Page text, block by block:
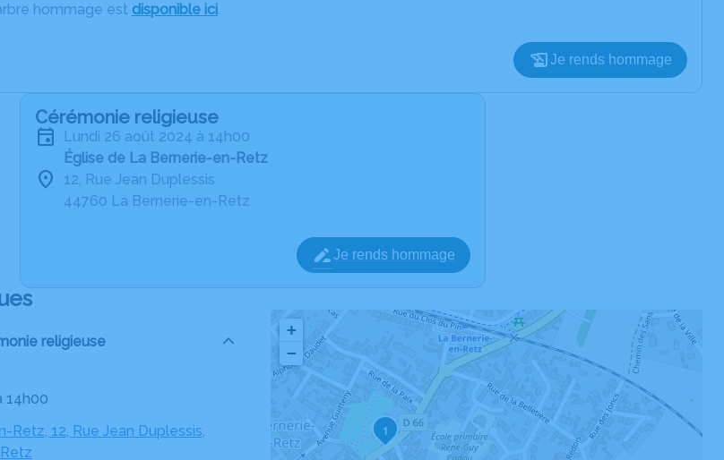
hommage est disponible ici.
Je rends hommage
Cérémonie religieuse
lundi 26 août 2024 à 14h00
Église de La Bernerie-en-Retz
12, Rue Jean Duplessis
44760 La Bernerie-en-Retz
Je rends hommage
religieuse
14h00
Retz, 12, Rue Jean Duplessis,
1
+
−